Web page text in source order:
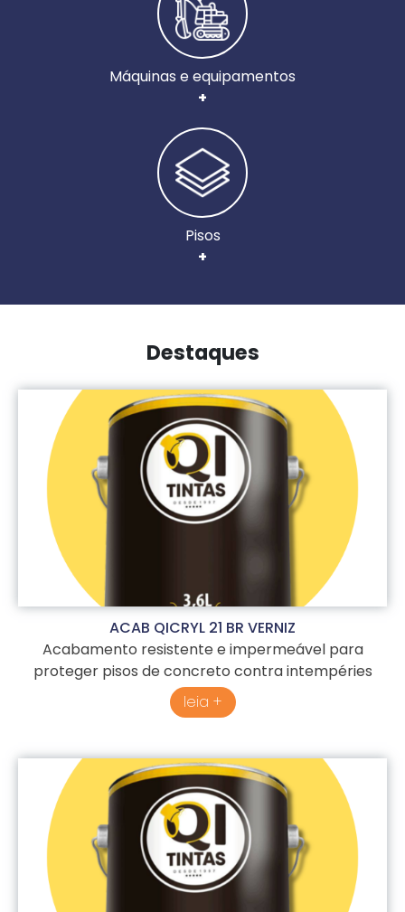
Máquinas e equipamentos
+
Pisos
+
Destaques
ACAB QICRYL 21 BR VERNIZ
Acabamento resistente e impermeável para
proteger pisos de concreto contra intempéries
leia +